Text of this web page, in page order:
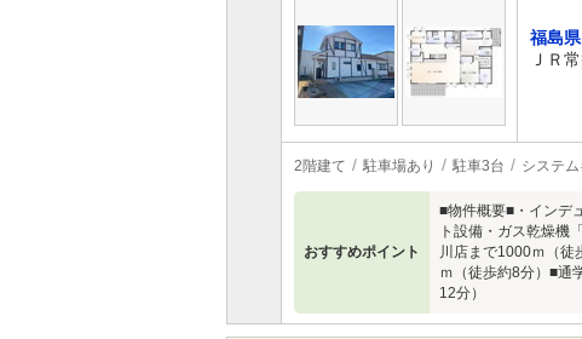
福島
ＪＲ
2階建て 駐車場あり 駐車3台 システ
おすすめポイント
■物件概要■・インデ
ト設備・ガス乾燥
川店まで1000ｍ（
ｍ（徒歩約8分）■通
12分）